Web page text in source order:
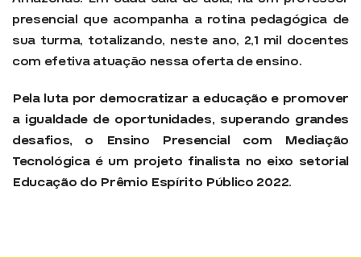
presencial que acompanha a rotina pedagógica de
sua turma, totalizando, neste ano, 2,1 mil docentes
com efetiva atuação nessa oferta de ensino.
Pela luta por democratizar a educação e promover
a igualdade de oportunidades, superando grandes
desafios, o Ensino Presencial com Mediação
Tecnológica é um projeto finalista no eixo setorial
Educação do Prêmio Espírito Público 2022.